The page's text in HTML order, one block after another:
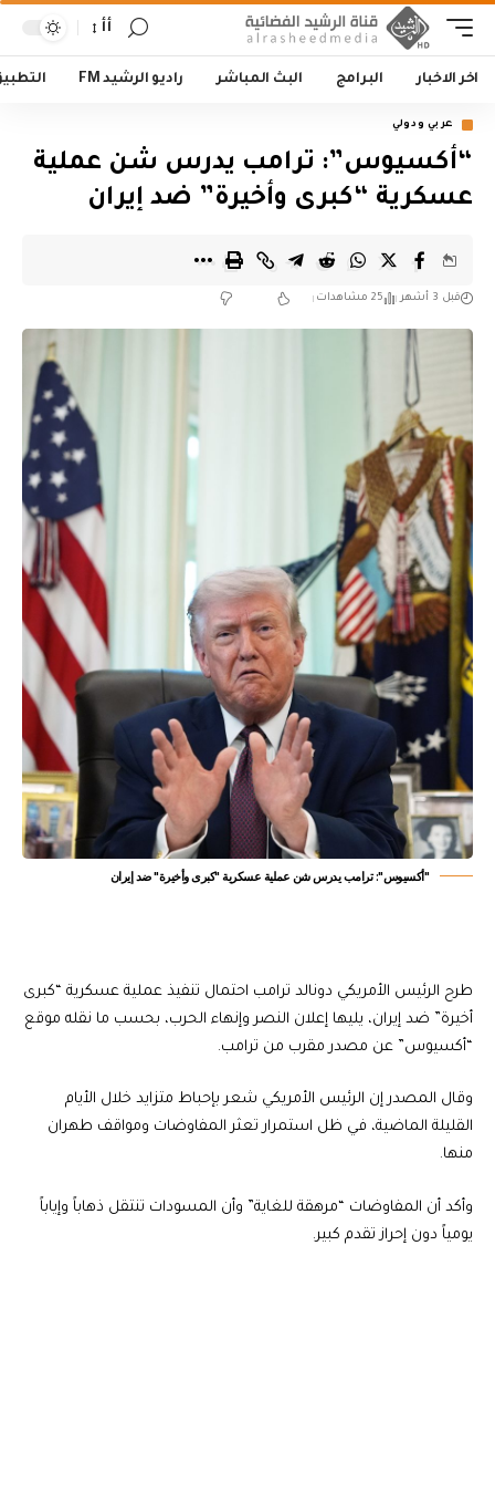
أأ
اخر الاخبار البرامج البث المباشر راديو الرشيد FM
عربي ودولي
“أكسيوس”: ترامب يدرس شن عملية
عسكرية “كبرى وأخيرة” ضد إيران
قبل 3 أشهر 25 مشاهدات
"أكسيوس": ترامب يدرس شن عملية عسكرية "كبرى وأخيرة" ضد إيران
طرح الرئيس الأمريكي دونالد ترامب احتمال تنفيذ عملية عسكرية “كبرى
أخيرة” ضد إيران، يليها إعلان النصر وإنهاء الحرب، بحسب ما نقله موقع
“أكسيوس” عن مصدر مقرب من ترامب.
وقال المصدر إن الرئيس الأمريكي شعر بإحباط متزايد خلال الأيام
القليلة الماضية، في ظل استمرار تعثر المفاوضات ومواقف طهران
منها.
وأكد أن المفاوضات “مرهقة للغاية” وأن المسودات تنتقل ذهاباً وإياباً
يومياً دون إحراز تقدم كبير.